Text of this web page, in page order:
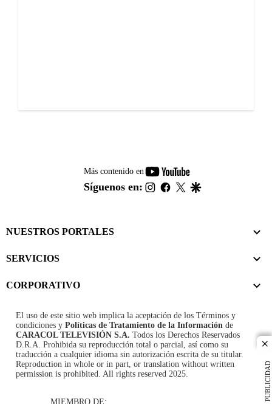
PUBLICIDAD
Más contenido en
youtube-
footer
Síguenos en: instagram
facebook
twitter
NUESTROS PORTALES
SERVICIOS
CORPORATIVO
El uso de este sitio web implica la aceptación de los Términos y
condiciones y Políticas de Tratamiento de la Información de
CARACOL TELEVISIÓN S.A. Todos los Derechos Reservados
D.R.A. Prohibida su reproducción total o parcial, así como su
traducción a cualquier idioma sin autorización escrita de su titular.
Reproduction in whole or in part, or translation without written
permission is prohibited. All rights reserved 2025.
MIEMBRO DE: